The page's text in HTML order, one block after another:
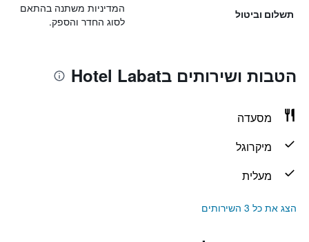
תשלום וביטול
המדיניות משתנה בהתאם
לסוג החדר והספק.
הטבות ושירותים בHotel Labat
מסעדה
מיקרוגל
מעלית
הצג את כל 3 השירותים